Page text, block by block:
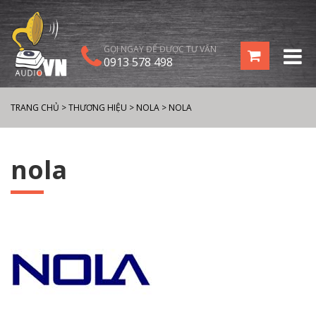
GỌI NGAY ĐỂ ĐƯỢC TƯ VẤN
0913 578 498
TRANG CHỦ >THƯƠNG HIỆU > NOLA > NOLA
nola